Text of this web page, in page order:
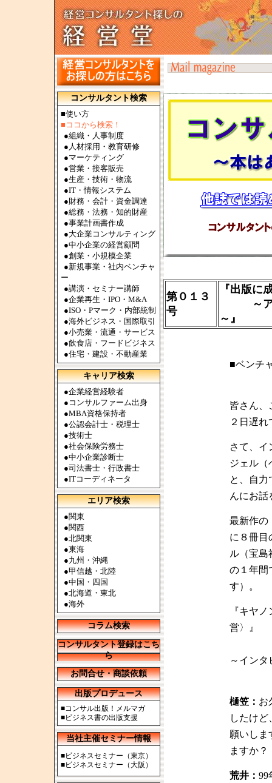
コンサルタント検索
■使い方
■ココから検索！
●組織・人事制度
● 人材採用・教育研修
●マーケティング
●営業・接客販売
●生産・技術・物流
●IT・情報システム
●財務・会計・資金調達
●総務・法務・知的財産
●事業計画書作成
●大企業コンサルティング
●中小企業の経営顧問
●創業・小規模企業
●新規事業・社内ベンチャ
ー
●講演・セミナー講師
●企業再生・IPO・M&A
●ISO・Pマーク・内部統制
●海外ビジネス・国際取引
●小売業・流通・サービス
●飲食店・フードビジネス
●住宅・建設・不動産業
キャリア検索
●企業経営経験者
● コンサルファーム出身
●MBA資格保持者
●公認会計士・税理士
●技術士
●社会保険労務士
●中小企業診断士
●司法書士・行政書士
●ITコーディネータ
エリア検索
●関東
●関西
●北関東
●東海
●九州・沖縄
●甲信越・北陸
●中国・四国
●北海道・東北
●海外
コラム検索
コンサルタント登録はこち
ら
お問合せ・商談依頼
出版プロデュース
■コンサル出版！メルマガ
■ビジネス書の出版支援
当社主催セミナー情報
■ビジネスセミナー（東京）
■ビジネスセミナー（大阪）
第０１３
号
『出版に
～アジ
～』
■ベンチ
皆さん、
２日遅
さて、イ
ジェル（
と、自力
んにお話
最新作の
に８冊目
ル（宝島
の１年間
す）。
『キヤ
営〉』
～イン
樋笠： お
したけ
願いしま
ますか？
荒井： 99